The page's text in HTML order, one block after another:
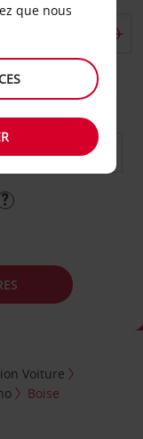
FIN
Voiture
Boise
que nous